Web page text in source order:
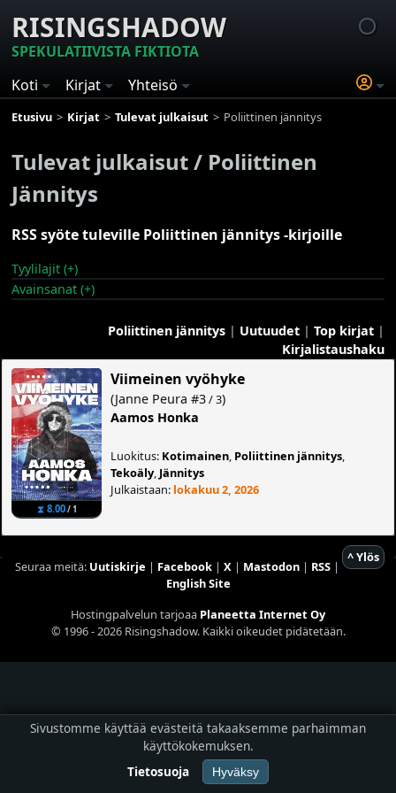
RISINGSHADOW
SPEKULATIIVISTA FIKTIOTA
Koti
Kirjat Yhteisö
Etusivu Kirjat Tulevat julkaisut Poliittinen jännitys
Tulevat julkaisut / Poliittinen
Jännitys
RSS syöte tuleville Poliittinen jännitys -kirjoille
Tyylilajit (+)
Avainsanat (+)
Poliittinen jännitys| Uutuudet| Top kirjat|
Kirjalistaushaku
⧗ 8.00/ 1
Viimeinen vyöhyke
(Janne Peura #3/ 3)
Aamos Honka
Luokitus: Kotimainen Poliittinen jännitys
Tekoäly, Jännitys
Julkaistaan: lokakuu 2, 2026
^ Ylös
Seuraa meitä: Uutiskirje | Facebook| X | Mastodon| RSS|
English Site
Hostingpalvelun tarjoaa Planeetta Internet Oy
© 1996 - 2026 Risingshadow. Kaikki oikeudet pidätetään.
Sivustomme käyttää evästeitä takaaksemme parhaimman
käyttökokemuksen.
Tietosuoja
Hyväksy